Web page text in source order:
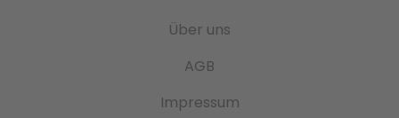
Über uns
AGB
Impressum